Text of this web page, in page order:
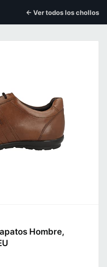
← Ver todos los chollos
Hombre,